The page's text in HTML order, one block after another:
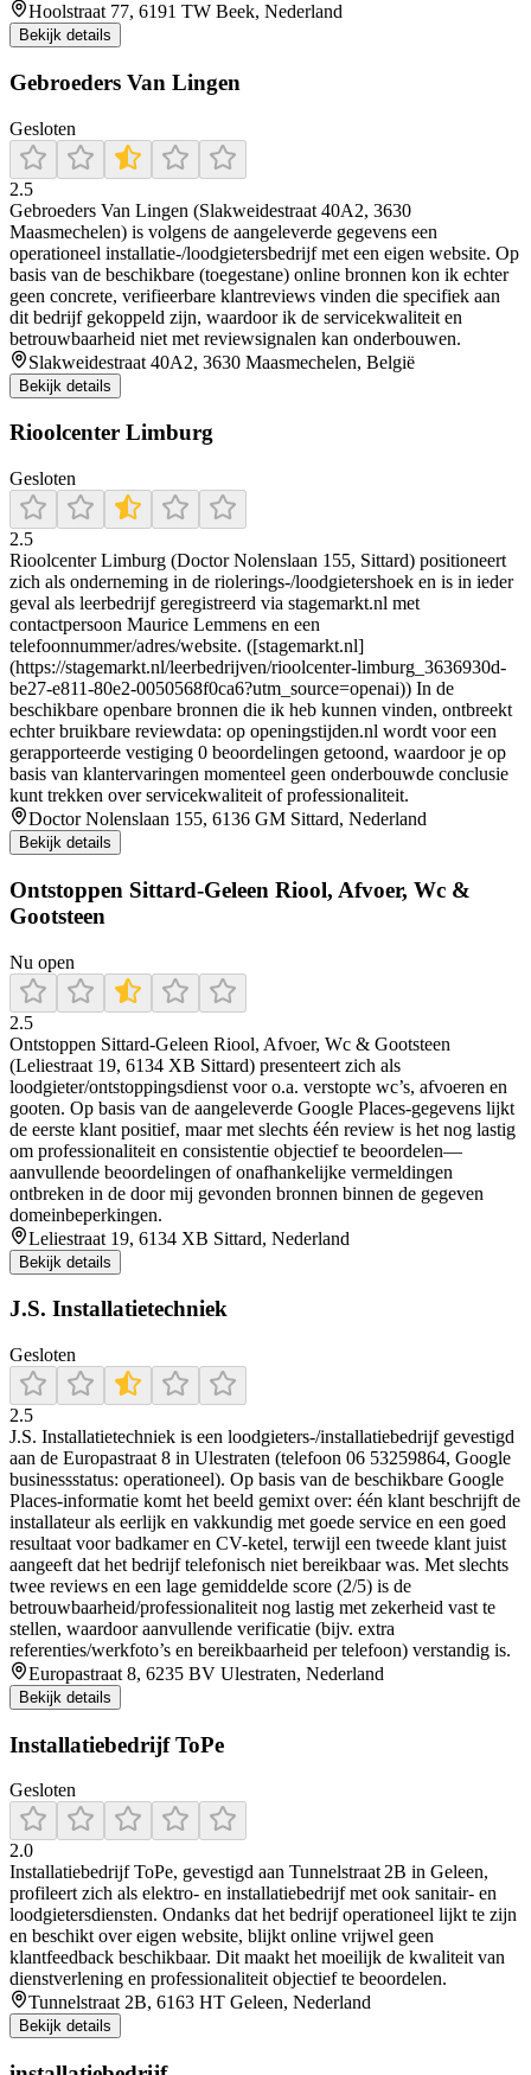
Hoolstraat 77, 6191 TW Beek, Nederland
Bekijk details
Gebroeders Van Lingen
Gesloten
2.5
Gebroeders Van Lingen (Slakweidestraat 40A2, 3630
Maasmechelen) is volgens de aangeleverde gegevens een
operationeel installatie-/loodgietersbedrijf met een eigen website. Op
basis van de beschikbare (toegestane) online bronnen kon ik echter
geen concrete, verifieerbare klantreviews vinden die specifiek aan
dit bedrijf gekoppeld zijn, waardoor ik de servicekwaliteit en
betrouwbaarheid niet met reviewsignalen kan onderbouwen.
Slakweidestraat 40A2, 3630 Maasmechelen, België
Bekijk details
Rioolcenter Limburg
Gesloten
2.5
Rioolcenter Limburg (Doctor Nolenslaan 155, Sittard) positioneert
zich als onderneming in de riolerings-/loodgietershoek en is in ieder
geval als leerbedrijf geregistreerd via stagemarkt.nl met
contactpersoon Maurice Lemmens en een
telefoonnummer/adres/website. ([stagemarkt.nl]
(https://stagemarkt.nl/leerbedrijven/rioolcenter-limburg_3636930d-
be27-e811-80e2-0050568f0ca6?utm_source=openai)) In de
beschikbare openbare bronnen die ik heb kunnen vinden, ontbreekt
echter bruikbare reviewdata: op openingstijden.nl wordt voor een
gerapporteerde vestiging 0 beoordelingen getoond, waardoor je op
basis van klantervaringen momenteel geen onderbouwde conclusie
kunt trekken over servicekwaliteit of professionaliteit.
Doctor Nolenslaan 155, 6136 GM Sittard, Nederland
Bekijk details
Ontstoppen Sittard-Geleen Riool, Afvoer, Wc &
Gootsteen
Nu open
2.5
Ontstoppen Sittard-Geleen Riool, Afvoer, Wc & Gootsteen
(Leliestraat 19, 6134 XB Sittard) presenteert zich als
loodgieter/ontstoppingsdienst voor o.a. verstopte wc’s, afvoeren en
gooten. Op basis van de aangeleverde Google Places-gegevens lijkt
de eerste klant positief, maar met slechts één review is het nog lastig
om professionaliteit en consistentie objectief te beoordelen—
aanvullende beoordelingen of onafhankelijke vermeldingen
ontbreken in de door mij gevonden bronnen binnen de gegeven
domeinbeperkingen.
Leliestraat 19, 6134 XB Sittard, Nederland
Bekijk details
J.S. Installatietechniek
Gesloten
2.5
J.S. Installatietechniek is een loodgieters-/installatiebedrijf gevestigd
aan de Europastraat 8 in Ulestraten (telefoon 06 53259864, Google
businessstatus: operationeel). Op basis van de beschikbare Google
Places-informatie komt het beeld gemixt over: één klant beschrijft de
installateur als eerlijk en vakkundig met goede service en een goed
resultaat voor badkamer en CV-ketel, terwijl een tweede klant juist
aangeeft dat het bedrijf telefonisch niet bereikbaar was. Met slechts
twee reviews en een lage gemiddelde score (2/5) is de
betrouwbaarheid/professionaliteit nog lastig met zekerheid vast te
stellen, waardoor aanvullende verificatie (bijv. extra
referenties/werkfoto’s en bereikbaarheid per telefoon) verstandig is.
Europastraat 8, 6235 BV Ulestraten, Nederland
Bekijk details
Installatiebedrijf ToPe
Gesloten
2.0
Installatiebedrijf ToPe, gevestigd aan Tunnelstraat 2B in Geleen,
profileert zich als elektro- en installatiebedrijf met ook sanitair- en
loodgietersdiensten. Ondanks dat het bedrijf operationeel lijkt te zijn
en beschikt over eigen website, blijkt online vrijwel geen
klantfeedback beschikbaar. Dit maakt het moeilijk de kwaliteit van
dienstverlening en professionaliteit objectief te beoordelen.
Tunnelstraat 2B, 6163 HT Geleen, Nederland
Bekijk details